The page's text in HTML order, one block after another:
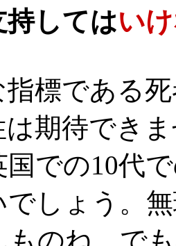
してはい
標である
は期待でき
国での10代
でしょう。